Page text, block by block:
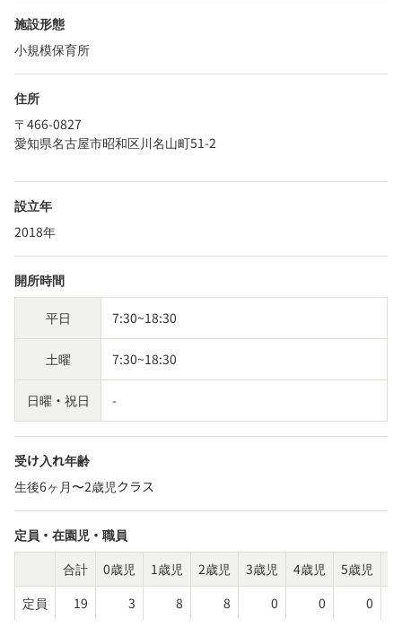
施設形態
小規模保育所
住所
〒466-0827
愛知県名古屋市昭和区川名山町51-2
設立年
2018年
開所時間
平日 7:30~18:30
土曜 7:30~18:30
日曜・祝日 -
受け入れ年齢
生後6ヶ月〜2歳児クラス
定員・在園児・職員
合計
0歳児 1歳児 2歳児 3歳児 4歳児 5歳児
定員
19 3 8 8 0 0 0